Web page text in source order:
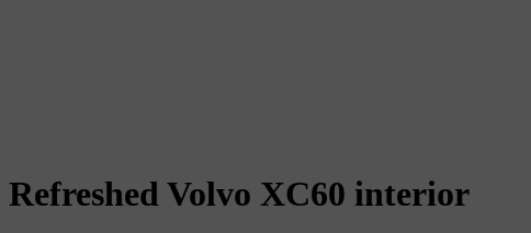
Refreshed Volvo XC60 interior